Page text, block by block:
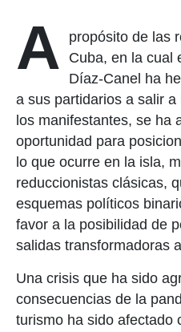
A
propósito de las
Cuba, en la cual
Díaz-Canel ha
a sus partidarios a salir
los manifestantes, se ha
oportunidad para
lo que ocurre en la isla,
reduccionistas clásicas,
esquemas políticos
favor a la posibilidad de
salidas transformadoras
Una crisis que ha sido
consecuencias de la
turismo ha sido afectado